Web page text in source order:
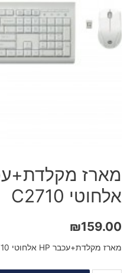
אלחוטי C2710
₪159.00
מארז מקלדת+עכבר HP אלחוטי C2710